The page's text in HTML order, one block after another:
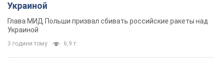
Украиной
Глава МИД Польши призвал сбивать российские ракеты над
Украиной
3 години тому 6,9 т.